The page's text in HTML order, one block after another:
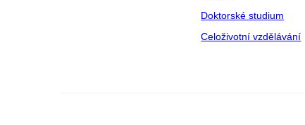
Doktorské studium
Celoživotní vzdělávání